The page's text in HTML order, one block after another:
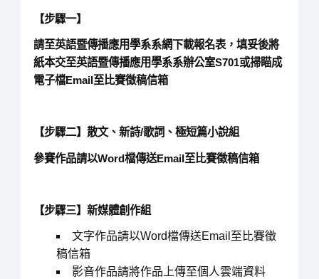
【步驟一】
請至英語暨傳播應用學系系網下載報名表，填妥後將
紙本交至英語暨傳播應用學系系辦公室S701或掃瞄成
電子檔Email至比賽徵稿信箱
【步驟二】散文、新詩/歌詞、極短篇小說組
參賽作品請以Word檔傳送Email至比賽徵稿信箱
【步驟三】新媒體創作組
文字作品請以Word檔傳送Email至比賽徵
稿信箱
影音作品請將作品上傳至個人雲端資料